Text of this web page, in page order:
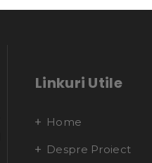
Linkuri Utile
Home
Despre Proiect